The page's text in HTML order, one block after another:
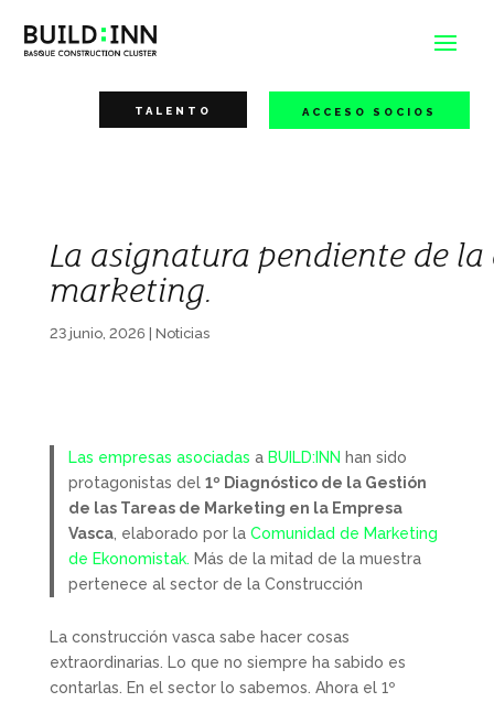
TALENTO ACCESO SOCIOS
La asignatura pendiente de
marketing.
23 junio, 2026 Noticias
Las empresas asociadas a BUILD:INN han sido
protagonistas del1º Diagnóstico de la Gestión
de las Tareas de Marketing en la Empresa
Vasca , elaborado por la Comunidad de Marketing
de Ekonomistak. Más de la mitad de la muestra
pertenece al sector de la Construcción
La construcción vasca sabe hacer cosas
extraordinarias. Lo que no siempre ha sabido es
contarlas. En el sector lo sabemos. Ahora el 1º